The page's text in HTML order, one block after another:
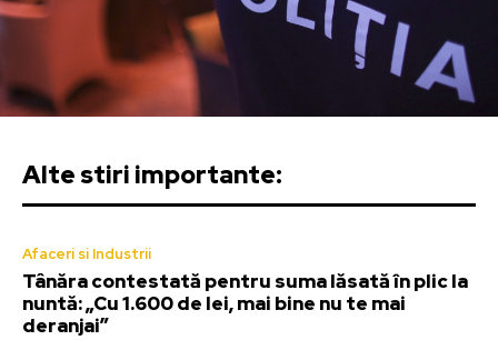
Alte stiri importante:
Afaceri si Industrii
Tânăra contestată pentru suma lăsată în plic la
nuntă: „Cu 1.600 de lei, mai bine nu te mai
deranjai”